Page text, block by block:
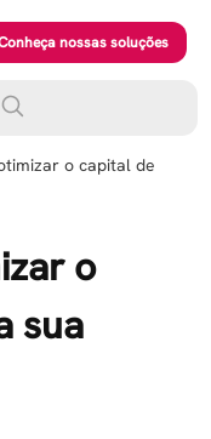
nossas soluções
o capital de
o
sua